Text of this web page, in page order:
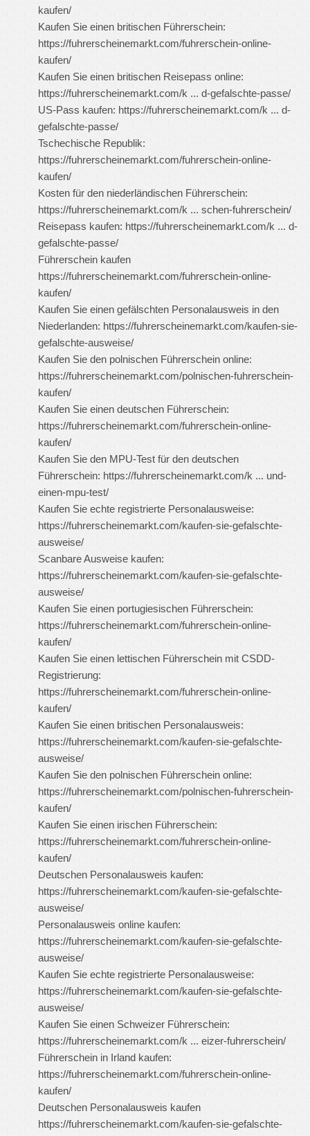
kaufen/
Kaufen Sie einen britischen Führerschein:
https://fuhrerscheinemarkt.com/fuhrerschein-online-
kaufen/
Kaufen Sie einen britischen Reisepass online:
https://fuhrerscheinemarkt.com/k ... d-gefalschte-passe/
US-Pass kaufen: https://fuhrerscheinemarkt.com/k ... d-
gefalschte-passe/
Tschechische Republik:
https://fuhrerscheinemarkt.com/fuhrerschein-online-
kaufen/
Kosten für den niederländischen Führerschein:
https://fuhrerscheinemarkt.com/k ... schen-fuhrerschein/
Reisepass kaufen: https://fuhrerscheinemarkt.com/k ... d-
gefalschte-passe/
Führerschein kaufen
https://fuhrerscheinemarkt.com/fuhrerschein-online-
kaufen/
Kaufen Sie einen gefälschten Personalausweis in den
Niederlanden: https://fuhrerscheinemarkt.com/kaufen-sie-
gefalschte-ausweise/
Kaufen Sie den polnischen Führerschein online:
https://fuhrerscheinemarkt.com/polnischen-fuhrerschein-
kaufen/
Kaufen Sie einen deutschen Führerschein:
https://fuhrerscheinemarkt.com/fuhrerschein-online-
kaufen/
Kaufen Sie den MPU-Test für den deutschen
Führerschein: https://fuhrerscheinemarkt.com/k ... und-
einen-mpu-test/
Kaufen Sie echte registrierte Personalausweise:
https://fuhrerscheinemarkt.com/kaufen-sie-gefalschte-
ausweise/
Scanbare Ausweise kaufen:
https://fuhrerscheinemarkt.com/kaufen-sie-gefalschte-
ausweise/
Kaufen Sie einen portugiesischen Führerschein:
https://fuhrerscheinemarkt.com/fuhrerschein-online-
kaufen/
Kaufen Sie einen lettischen Führerschein mit CSDD-
Registrierung:
https://fuhrerscheinemarkt.com/fuhrerschein-online-
kaufen/
Kaufen Sie einen britischen Personalausweis:
https://fuhrerscheinemarkt.com/kaufen-sie-gefalschte-
ausweise/
Kaufen Sie den polnischen Führerschein online:
https://fuhrerscheinemarkt.com/polnischen-fuhrerschein-
kaufen/
Kaufen Sie einen irischen Führerschein:
https://fuhrerscheinemarkt.com/fuhrerschein-online-
kaufen/
Deutschen Personalausweis kaufen:
https://fuhrerscheinemarkt.com/kaufen-sie-gefalschte-
ausweise/
Personalausweis online kaufen:
https://fuhrerscheinemarkt.com/kaufen-sie-gefalschte-
ausweise/
Kaufen Sie echte registrierte Personalausweise:
https://fuhrerscheinemarkt.com/kaufen-sie-gefalschte-
ausweise/
Kaufen Sie einen Schweizer Führerschein:
https://fuhrerscheinemarkt.com/k ... eizer-fuhrerschein/
Führerschein in Irland kaufen:
https://fuhrerscheinemarkt.com/fuhrerschein-online-
kaufen/
Deutschen Personalausweis kaufen
https://fuhrerscheinemarkt.com/kaufen-sie-gefalschte-